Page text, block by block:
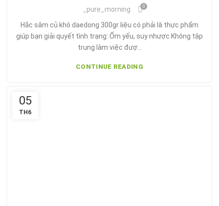
_pure_morning 0
Hắc sâm củ khô daedong 300gr liệu có phải là thực phẩm
giúp bạn giải quyết tình trạng: Ốm yếu, suy nhược Không tập
trung làm việc đượ...
CONTINUE READING
05
TH6